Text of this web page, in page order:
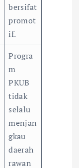
bersifat
promot
if.
Progra
m
PKUB
tidak
selalu
menjan
gkau
daerah
rawan